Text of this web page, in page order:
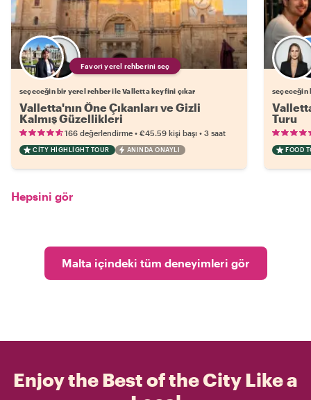
Favori yerel rehberini seç
seçeceğin bir yerel rehber ile Valletta keyfini çıkar
Valletta'nın Öne Çıkanları ve Gizli
Kalmış Güzellikleri
166 değerlendirme • €45.59 kişi başı • 3 saat
CITY HIGHLIGHT TOUR ANINDA ONAYLI
seçeceğin
Turu
FOOD
Hepsini gör
Malta içindeki tüm deneyimleri gör
Enjoy the Best of the City Like a